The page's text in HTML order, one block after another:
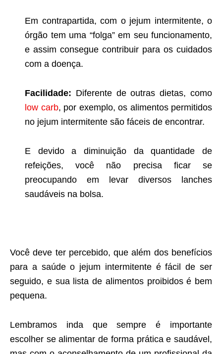
Em contrapartida, com o jejum intermitente, o
órgão tem uma “folga” em seu funcionamento,
e assim consegue contribuir para os cuidados
com a doença.
Facilidade: Diferente de outras dietas, como
low carb, por exemplo, os alimentos permitidos
no jejum intermitente são fáceis de encontrar.
E devido a diminuição da quantidade de
refeições, você não precisa ficar se
preocupando em levar diversos lanches
saudáveis na bolsa.
Você deve ter percebido, que além dos benefícios
para a saúde o jejum intermitente é fácil de ser
seguido, e sua lista de alimentos proibidos é bem
pequena.
Lembramos inda que sempre é importante
escolher se alimentar de forma prática e saudável,